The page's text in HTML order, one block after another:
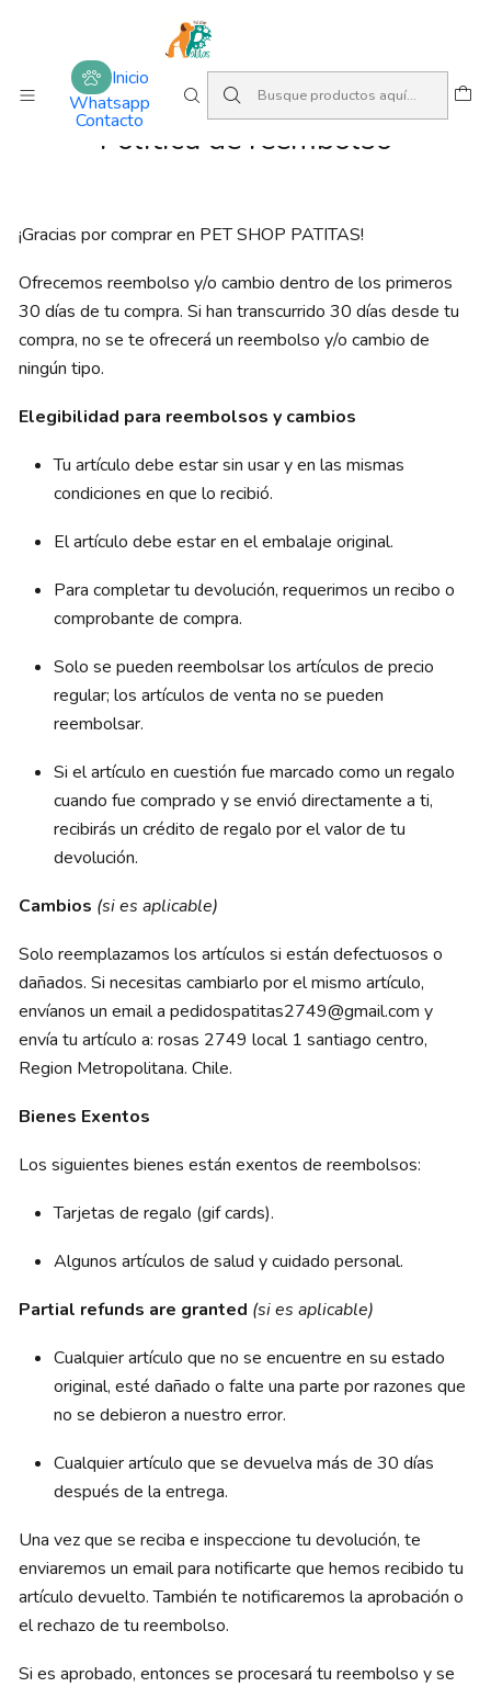
Inicio
Whatsapp
Contacto
Amamos lo que hacemos
Inicio Politica de reembolso
Politica de reembolso
¡Gracias por comprar en PET SHOP PATITAS!
Ofrecemos reembolso y/o cambio dentro de los primeros
30 días de tu compra. Si han transcurrido 30 días desde tu
compra, no se te ofrecerá un reembolso y/o cambio de
ningún tipo.
Elegibilidad para reembolsos y cambios
Tu artículo debe estar sin usar y en las mismas
condiciones en que lo recibió.
El artículo debe estar en el embalaje original.
Para completar tu devolución, requerimos un recibo o
comprobante de compra.
Solo se pueden reembolsar los artículos de precio
regular; los artículos de venta no se pueden
reembolsar.
Si el artículo en cuestión fue marcado como un regalo
cuando fue comprado y se envió directamente a ti,
recibirás un crédito de regalo por el valor de tu
devolución.
Cambios (si es aplicable)
Solo reemplazamos los artículos si están defectuosos o
dañados. Si necesitas cambiarlo por el mismo artículo,
envíanos un email a pedidospatitas2749@gmail.com y
envía tu artículo a: rosas 2749 local 1 santiago centro,
Region Metropolitana. Chile.
Bienes Exentos
Los siguientes bienes están exentos de reembolsos:
Tarjetas de regalo (gif cards).
Algunos artículos de salud y cuidado personal.
Partial refunds are granted (si es aplicable)
Cualquier artículo que no se encuentre en su estado
original, esté dañado o falte una parte por razones que
no se debieron a nuestro error.
Cualquier artículo que se devuelva más de 30 días
después de la entrega.
Una vez que se reciba e inspeccione tu devolución, te
enviaremos un email para notificarte que hemos recibido tu
artículo devuelto. También te notificaremos la aprobación o
el rechazo de tu reembolso.
Si es aprobado, entonces se procesará tu reembolso y se